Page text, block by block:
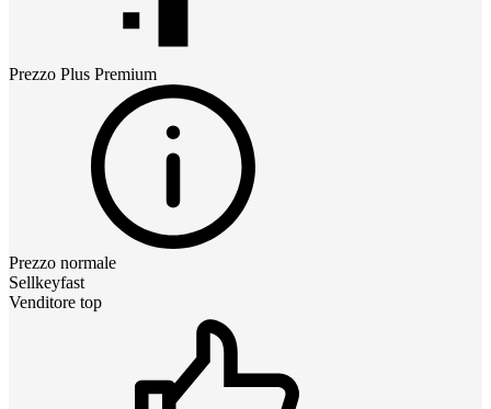
Prezzo Plus Premium
Prezzo normale
Sellkeyfast
Venditore top